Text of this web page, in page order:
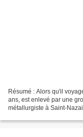
Résumé : Alors qu'il
ans, est enlevé par une
métallurgiste à Saint-